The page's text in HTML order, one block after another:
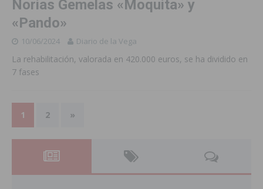
Norias Gemelas «Moquita» y
«Pando»
10/06/2024 Diario de la Vega
La rehabilitación, valorada en 420.000 euros, se ha dividido en
7 fases
1 2 »